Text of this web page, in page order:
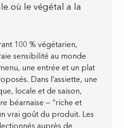
où le végétal a la
100 % végétarien,
sensibilité au monde
une entrée et un plat
Dans l’assiette, une
locale et de saison,
béarnaise — “riche et
vrai goût du produit. Les